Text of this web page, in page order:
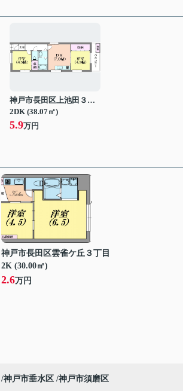
神戸市長田区上池田３丁目
2DK (38.07㎡)
5.9万円
神戸市長田区雲雀ケ丘３丁目
2K (30.00㎡)
2.6万円
神戸市垂水区 神戸市須磨区